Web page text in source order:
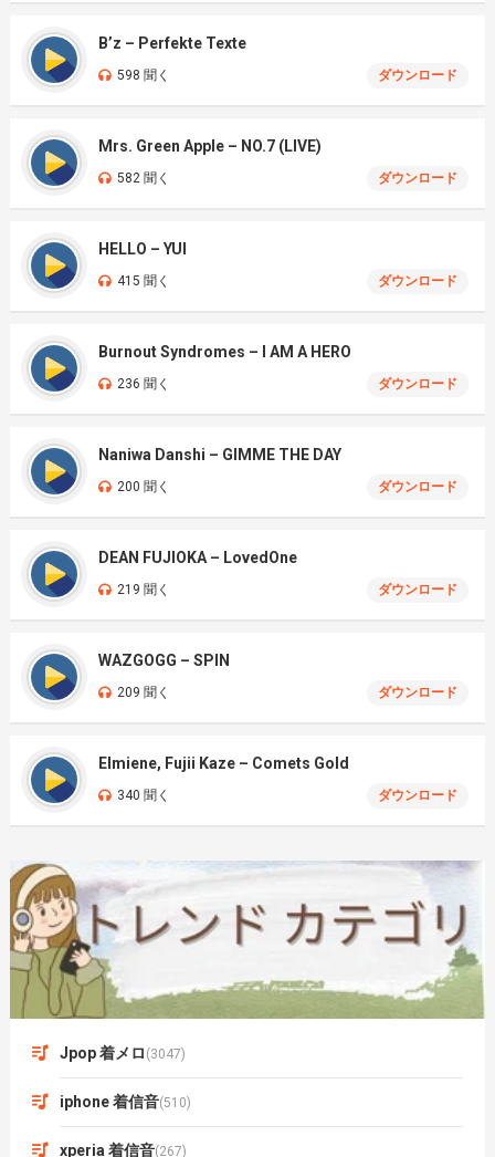
B’z – Perfekte Texte
598 聞く ダウンロード
Mrs. Green Apple – NO.7 (LIVE)
582 聞く ダウンロード
HELLO – YUI
415 聞く ダウンロード
Burnout Syndromes – I AM A HERO
236 聞く ダウンロード
Naniwa Danshi – GIMME THE DAY
200 聞く ダウンロード
DEAN FUJIOKA – LovedOne
219 聞く ダウンロード
WAZGOGG – SPIN
209 聞く ダウンロード
Elmiene, Fujii Kaze – Comets Gold
340 聞く ダウンロード
Jpop 着メロ (3047)
iphone 着信音(510)
xperia 着信音(267)